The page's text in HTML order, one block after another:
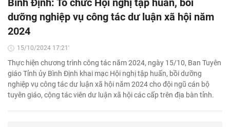
Bình Định: Tổ chức Hội nghị tập huấn, bồi
dưỡng nghiệp vụ công tác dư luận xã hội năm
2024
15/10/2024 17:21'
Thực hiện chương trình công tác năm 2024, ngày 15/10, Ban Tuyên
giáo Tỉnh ủy Bình Định khai mạc Hội nghị tập huấn, bồi dưỡng
nghiệp vụ công tác dư luận xã hội năm 2024 cho đội ngũ cán bộ
tuyên giáo, cộng tác viên dư luận xã hội các cấp trên địa bàn tỉnh.